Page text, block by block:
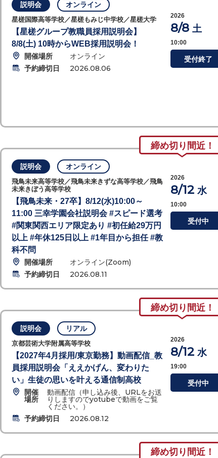
説明会 オンライン
星槎国際高等学校／星槎もみじ中学校／星槎大学
【星槎グループ教職員採用説明会】
8/8(土) 10時からWEB採用説明会！
開催場所
オンライン
予約締切日
2026.08.06
2026
8/8 土
10:00
受付終了
締め切り間近！
説明会 オンライン
飛鳥未来高等学校／飛鳥未来きずな高等学校／飛鳥
未来きぼう高等学校
【飛鳥未来・27卒】8/12(水)10:00～
11:00 三幸学園会社説明会 #スピード選考
#関東関西エリア限定あり #初任給29万円
以上 #年休125日以上 #1年目から担任 #教
科不問
開催場所
オンライン(Zoom)
予約締切日
2026.08.11
2026
8/12 水
10:00
受付中
締め切り間近！
説明会 リアル
京都芸術大学附属高等学校
【2027年4月採用/東京勤務】動画配信_教
員採用説明会「ええかげん、変わりた
い」生徒の思いを叶える通信制高校
開催
場所
動画配信（申し込み後、URLをお送
りしますのでyotubeで動画をご覧
ください。）
予約締切日
2026.08.12
2026
8/12 水
19:00
受付中
締め切り間近！